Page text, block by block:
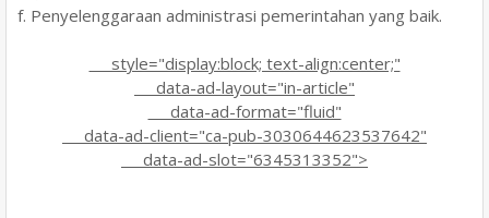
f. Penyelenggaraan administrasi pemerintahan yang baik.
style="display:block; text-align:center;"
data-ad-layout="in-article"
data-ad-format="fluid"
data-ad-client="ca-pub-3030644623537642"
data-ad-slot="6345313352">